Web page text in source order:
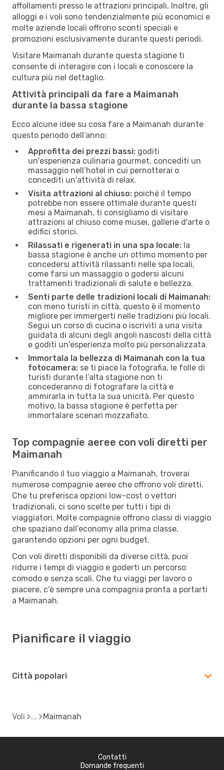
affollamenti presso le attrazioni principali. Inoltre, gli
alloggi e i voli sono tendenzialmente più economici e
molte aziende locali offrono sconti speciali e
promozioni esclusivamente durante questi periodi.
Visitare Maimanah durante questa stagione ti
consente di interagire con i locali e conoscere la
cultura più nel dettaglio.
Attività principali da fare a Maimanah
durante la bassa stagione
Ecco alcune idee su cosa fare a Maimanah durante
questo periodo dell’anno:
Approfitta dei prezzi bassi: goditi
un'esperienza culinaria gourmet, concediti un
massaggio nell’hotel in cui pernotterai o
concediti un'attività di relax.
Visita attrazioni al chiuso: poiché il tempo
potrebbe non essere ottimale durante questi
mesi a Maimanah, ti consigliamo di visitare
attrazioni al chiuso come musei, gallerie d'arte o
edifici storici.
Rilassati e rigenerati in una spa locale: la
bassa stagione è anche un ottimo momento per
concedersi attività rilassanti nelle spa locali,
come farsi un massaggio o godersi alcuni
trattamenti tradizionali di salute e bellezza.
Senti parte delle tradizioni locali di Maimanah:
con meno turisti in città, questo è il momento
migliore per immergerti nelle tradizioni più locali.
Segui un corso di cucina o iscriviti a una visita
guidata di alcuni degli angoli nascosti della città
e goditi un'esperienza molto più personalizzata.
Immortala la bellezza di Maimanah con la tua
fotocamera: se ti piace la fotografia, le folle di
turisti durante l’alta stagione non ti
concederanno di fotografare la città e
ammirarla in tutta la sua unicità. Per questo
motivo, la bassa stagione è perfetta per
immortalare scenari mozzafiato.
Top compagnie aeree con voli diretti per
Maimanah
Pianificando il tuo viaggio a Maimanah, troverai
numerose compagnie aeree che offrono voli diretti.
Che tu preferisca opzioni low-cost o vettori
tradizionali, ci sono scelte per tutti i tipi di
viaggiatori. Molte compagnie offrono classi di viaggio
che spaziano dall’economy alla prima classe,
garantendo opzioni per ogni budget.
Con voli diretti disponibili da diverse città, puoi
ridurre i tempi di viaggio e goderti un percorso
comodo e senza scali. Che tu viaggi per lavoro o
piacere, c’è sempre una compagnia pronta a portarti
a Maimanah.
Pianificare il viaggio
Città popolari
Voli Maimanah
Contatti
Domande frequenti